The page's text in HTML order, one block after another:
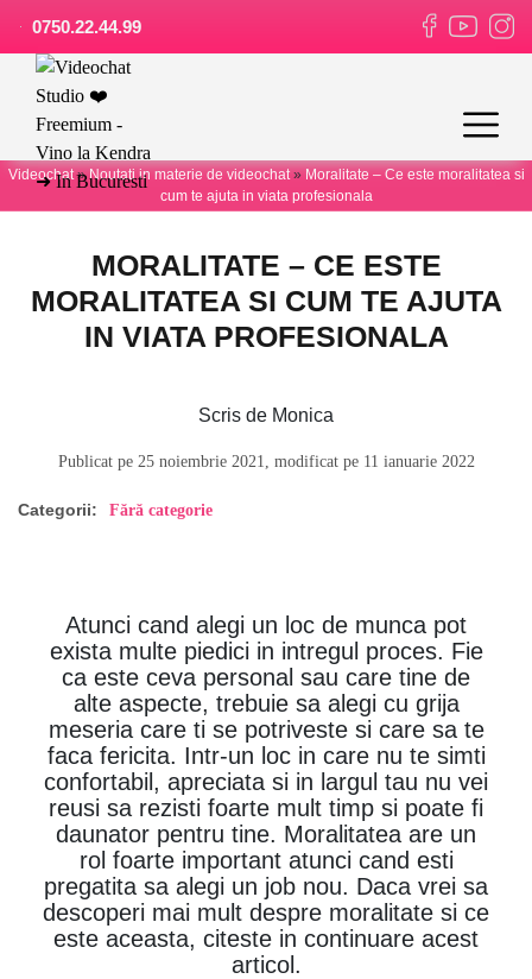
0750.22.44.99
Videochat»Noutati in materie de videochat» Moralitate – Ce este moralitatea si
cum te ajuta in viata profesionala
MORALITATE – CE ESTE
MORALITATEA SI CUM TE AJUTA
IN VIATA PROFESIONALA
Scris de Monica
Publicat pe 25 noiembrie 2021, modificat pe 11 ianuarie 2022
Categorii: Fără categorie
Atunci cand alegi un loc de munca pot
exista multe piedici in intregul proces. Fie
ca este ceva personal sau care tine de
alte aspecte, trebuie sa alegi cu grija
meseria care ti se potriveste si care sa te
faca fericita. Intr-un loc in care nu te simti
confortabil, apreciata si in largul tau nu vei
reusi sa rezisti foarte mult timp si poate fi
daunator pentru tine. Moralitatea are un
rol foarte important atunci cand esti
pregatita sa alegi un job nou. Daca vrei sa
descoperi mai mult despre moralitate si ce
este aceasta, citeste in continuare acest
articol.